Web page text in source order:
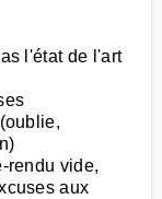
l'état de l'art
rendu vide,
aux